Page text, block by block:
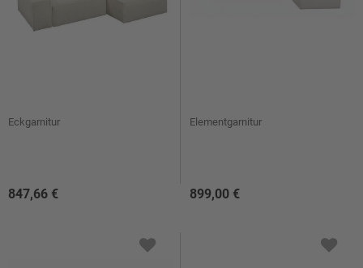
Eckgarnitur
847,66 €
Elementgarnitur
899,00 €